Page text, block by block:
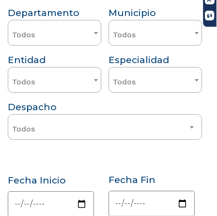
Departamento
Todos
Municipio
Todos
Entidad
Todos
Especialidad
Todos
Despacho
Todos
Fecha Inicio Fecha Fin